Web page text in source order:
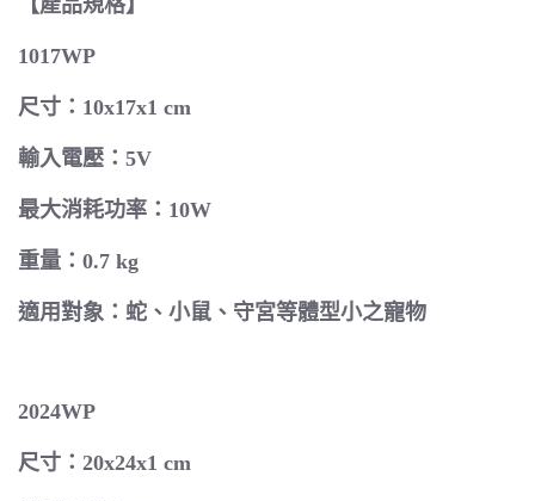
【產品規格】
1017WP
尺寸：10x17x1 cm
輸入電壓：5V
最大消耗功率：10W
重量：0.7 kg
適用對象：蛇、小鼠、守宮等體型小之寵物
2024WP
尺寸：20x24x1 cm